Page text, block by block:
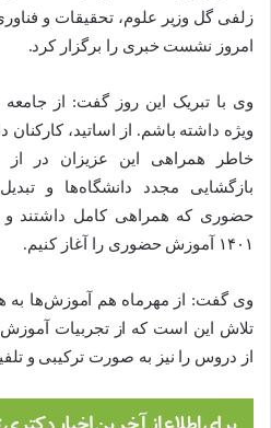
زلفی گل وزیر علوم، تحقیقات و
امروز نشست خبری را برگزار کرد.
وی با تبریک این روز گفت: از جامعه
ویژه داشته باشم. از اساتید، کارکنان
خاطر همراهی این عزیزان در
بازگشایی مجدد دانشگاه‌ها و
حضوری که همراهی کامل داشتند
۱۴۰۱ آموزش حضوری را آغاز کنیم.
وی گفت: از مهرماه هم آموزش‌ها
تلاش این است که از تجربیات
از دروس را نیز به صورت ترکیبی و